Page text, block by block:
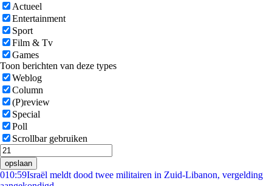
Actueel
Entertainment
Sport
Film & Tv
Games
Toon berichten van deze types
Weblog
Column
(P)review
Special
Poll
Scrollbar gebruiken
opslaan
010:59Israël meldt dood twee militairen in Zuid-Libanon, vergelding